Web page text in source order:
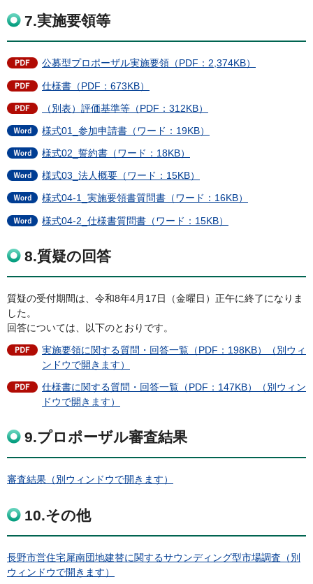
7.実施要領等
公募型プロポーザル実施要領（PDF：2,374KB）
仕様書（PDF：673KB）
（別表）評価基準等（PDF：312KB）
様式01_参加申請書（ワード：19KB）
様式02_誓約書（ワード：18KB）
様式03_法人概要（ワード：15KB）
様式04-1_実施要領書質問書（ワード：16KB）
様式04-2_仕様書質問書（ワード：15KB）
8.質疑の回答
質疑の受付期間は、令和8年4月17日（金曜日）正午に終了になりま
した。
回答については、以下のとおりです。
実施要領に関する質問・回答一覧（PDF：198KB）（別ウィ
ンドウで開きます）
仕様書に関する質問・回答一覧（PDF：147KB）（別ウィン
ドウで開きます）
9.プロポーザル審査結果
審査結果（別ウィンドウで開きます）
10.その他
長野市営住宅犀南団地建替に関するサウンディング型市場調査（別
ウィンドウで開きます）